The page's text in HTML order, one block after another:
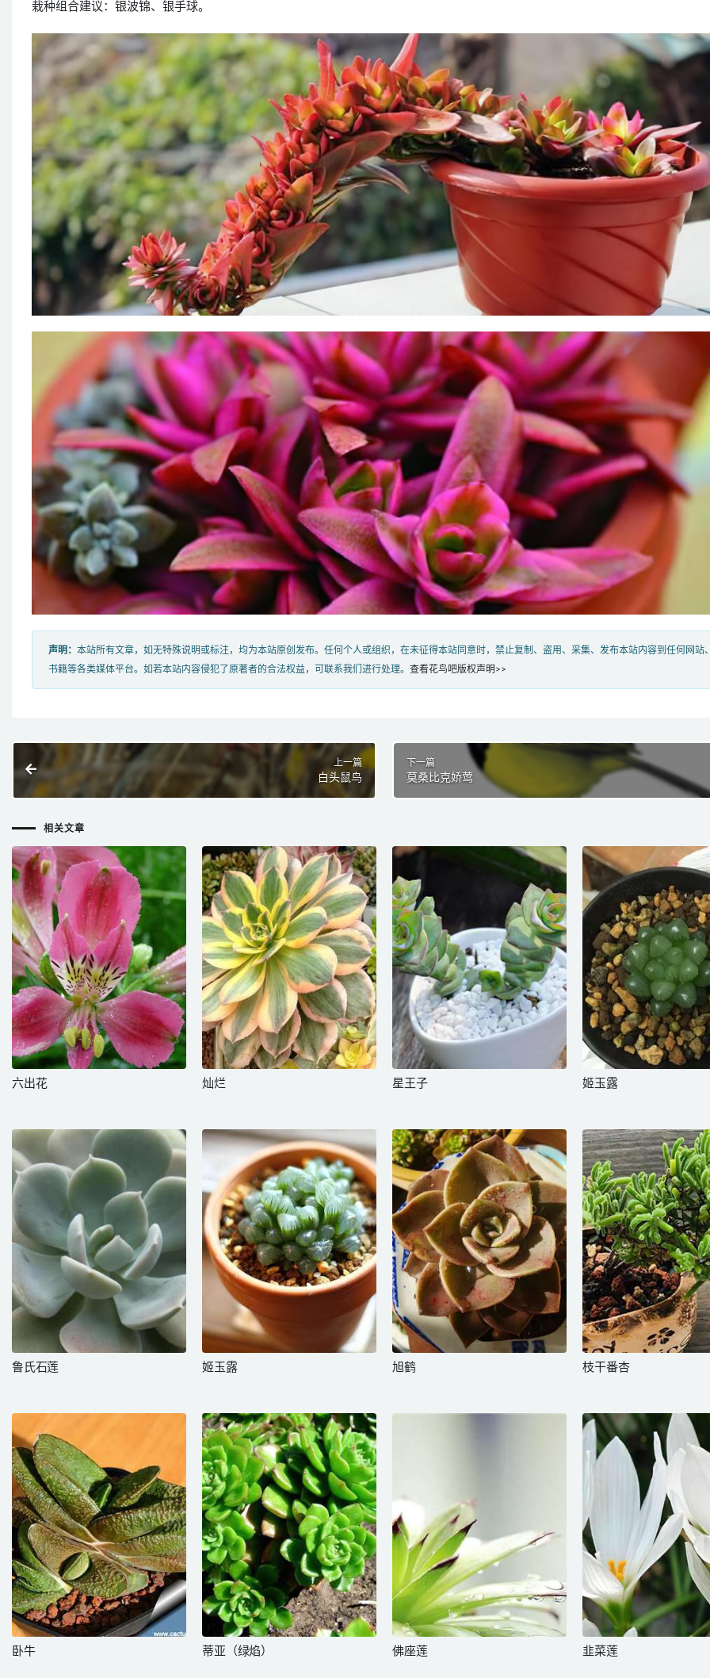
栽种组合建议：银波锦、银手球。
声明： 本站所有文章，如无特殊说明或标注，均为本站原创发布。任何个人或组织，在未征得本站同意时，禁止复制、盗用、采集、发布本站内容到任何网站
书籍等各类媒体平台。如若本站内容侵犯了原著者的合法权益，可联系我们进行处理。 查看花鸟吧版权声明>>
上一篇
白头鼠鸟
下一篇
莫桑比克娇莺
相关文章
六出花 灿烂 星王子 姬玉露
鲁氏石莲 姬玉露 旭鹤 枝干番杏
卧牛 蒂亚（绿焰） 佛座莲 韭菜莲